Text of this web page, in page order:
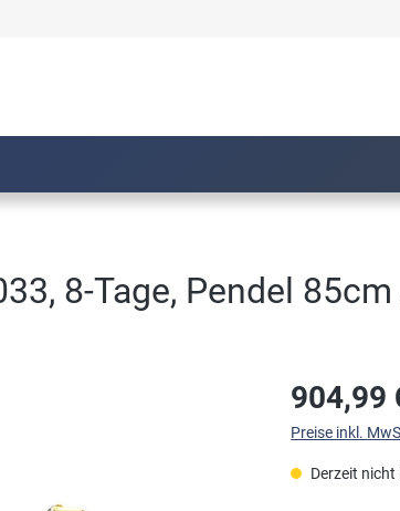
8-Tage, Pendel
904,99
Preise inkl.
Derzeit nicht